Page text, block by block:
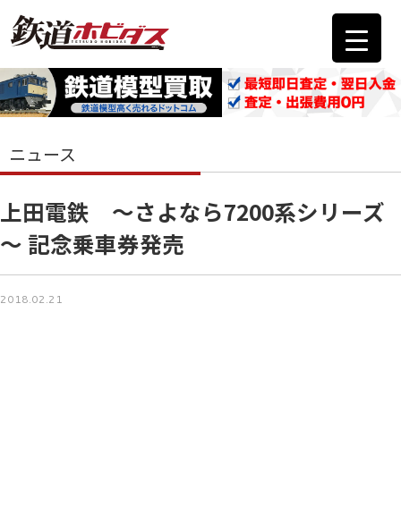
ニュース
上田電鉄 ～さよなら7200系シリーズ
～ 記念乗車券発売
2018.02.21